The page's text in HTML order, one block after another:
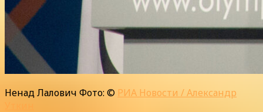
Ненад Лалович Фото: © РИА Новости / Александр